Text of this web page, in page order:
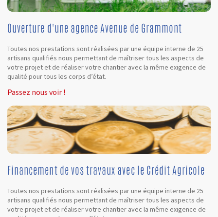
Ouverture d'une agence Avenue de Grammont
Toutes nos prestations sont réalisées par une équipe interne de 25
artisans qualifiés nous permettant de maîtriser tous les aspects de
votre projet et de réaliser votre chantier avec la même exigence de
qualité pour tous les corps d’état.
Passez nous voir !
Financement de vos travaux avec le Crédit Agricole
Toutes nos prestations sont réalisées par une équipe interne de 25
artisans qualifiés nous permettant de maîtriser tous les aspects de
votre projet et de réaliser votre chantier avec la même exigence de